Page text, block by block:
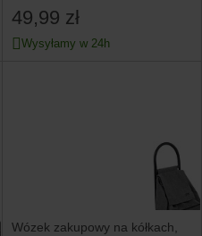
49,99 zł
Wysyłamy w 24h
Wózek zakupowy na kółkach,